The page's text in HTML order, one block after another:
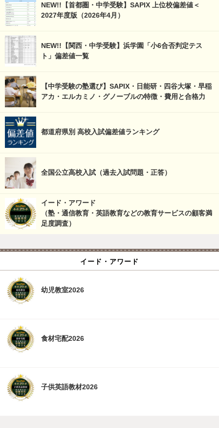
NEW!!【首都圏・中学受験】SAPIX 上位校偏差値＜
2027年度版（2026年4月）
NEW!!【関西・中学受験】浜学園「小6合否判定テス
ト」偏差値一覧
【中学受験の塾選び】SAPIX・日能研・四谷大塚・早稲
アカ・エルカミノ・グノーブルの特徴・費用と合格力
都道府県別 高校入試偏差値ランキング
全国公立高校入試（過去入試問題・正答）
イード・アワード
（塾・通信教育・英語教育などの教育サービスの顧客満
足度調査）
イード・アワード
幼児教室2026
食材宅配2026
子供英語教材2026